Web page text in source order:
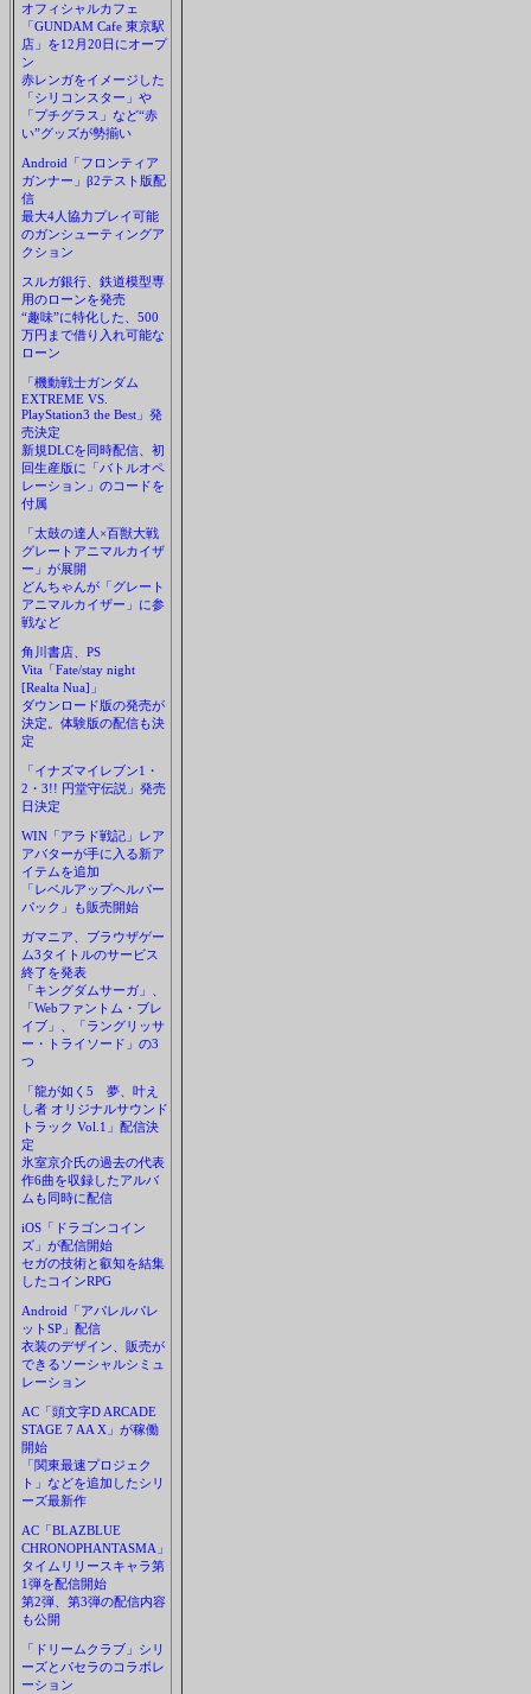
オフィシャルカフェ
「GUNDAM Cafe 東京駅
店」を12月20日にオープ
ン
赤レンガをイメージした
「シリコンスター」や
「プチグラス」など“赤
い”グッズが勢揃い
Android「フロンティア
ガンナー」β2テスト版配
信
最大4人協力プレイ可能
のガンシューティングア
クション
スルガ銀行、鉄道模型専
用のローンを発売
“趣味”に特化した、500
万円まで借り入れ可能な
ローン
「機動戦士ガンダム
EXTREME VS.
PlayStation3 the Best」発
売決定
新規DLCを同時配信、初
回生産版に「バトルオペ
レーション」のコードを
付属
「太鼓の達人×百獣大戦
グレートアニマルカイザ
ー」が展開
どんちゃんが「グレート
アニマルカイザー」に参
戦など
角川書店、PS
Vita「Fate/stay night
[Realta Nua]」
ダウンロード版の発売が
決定。体験版の配信も決
定
「イナズマイレブン1・
2・3!! 円堂守伝説」発売
日決定
WIN「アラド戦記」レア
アバターが手に入る新ア
イテムを追加
「レベルアップヘルパー
パック」も販売開始
ガマニア、ブラウザゲー
ム3タイトルのサービス
終了を発表
「キングダムサーガ」、
「Webファントム・ブレ
イブ」、「ラングリッサ
ー・トライソード」の3
つ
「龍が如く5 夢、叶え
し者 オリジナルサウンド
トラック Vol.1」配信決
定
氷室京介氏の過去の代表
作6曲を収録したアルバ
ムも同時に配信
iOS「ドラゴンコイン
ズ」が配信開始
セガの技術と叡知を結集
したコインRPG
Android「アパレルパレ
ットSP」配信
衣装のデザイン、販売が
できるソーシャルシミュ
レーション
AC「頭文字D ARCADE
STAGE 7 AA X」が稼働
開始
「関東最速プロジェク
ト」などを追加したシリ
ーズ最新作
AC「BLAZBLUE
CHRONOPHANTASMA」
タイムリリースキャラ第
1弾を配信開始
第2弾、第3弾の配信内容
も公開
「ドリームクラブ」シリ
ーズとパセラのコラボレ
ーション